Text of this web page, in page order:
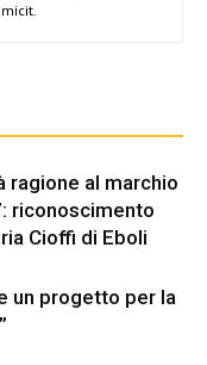
ragione al marchio
riconoscimento
Cioffi di Eboli
un progetto per la